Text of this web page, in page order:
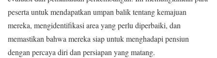
peserta untuk mendapatkan umpan balik tentang kemajuan
mereka, mengidentifikasi area yang perlu diperbaiki, dan
memastikan bahwa mereka siap untuk menghadapi pensiun
dengan percaya diri dan persiapan yang matang.